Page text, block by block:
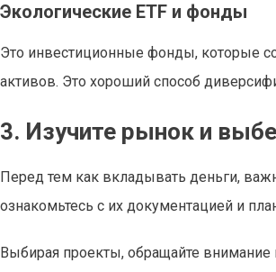
Экологические ETF и фонды
Это инвестиционные фонды, которые
активов. Это хороший способ
3. Изучите рынок и
Перед тем как вкладывать деньги,
ознакомьтесь с их документацией и
Выбирая проекты, обращайте внимание